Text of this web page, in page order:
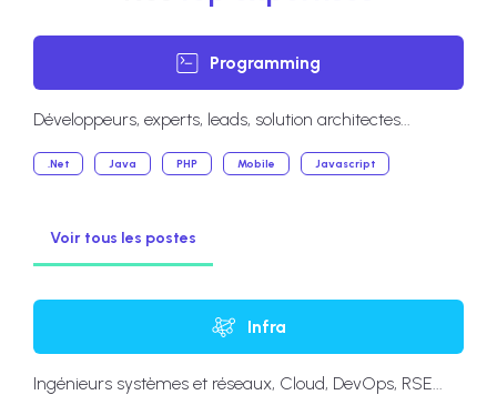
Programming
Développeurs, experts, leads, solution architectes...
.Net Java PHP Mobile Javascript
Voir tous les postes
Infra
Ingénieurs systèmes et réseaux, Cloud, DevOps, RSE...